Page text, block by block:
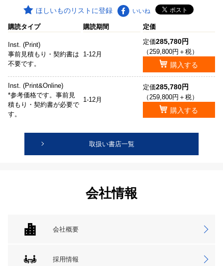
ほしいものリストに登録 いいね
購読タイプ 購読期間 定価
Inst. (Print)
事前見積もり・契約書は
不要です。
1-12月
定価285,780円
（259,800円＋税）
購入する
Inst. (Print&Online)
*参考価格です。事前見
積もり・契約書が必要で
す。
1-12月
定価285,780円
（259,800円＋税）
購入する
取扱い書店一覧
会社情報
会社概要
採用情報